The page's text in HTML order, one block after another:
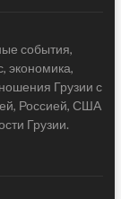
события,
экономика,
Грузии с
Россией, США
Грузии.